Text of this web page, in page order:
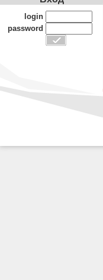
login
password